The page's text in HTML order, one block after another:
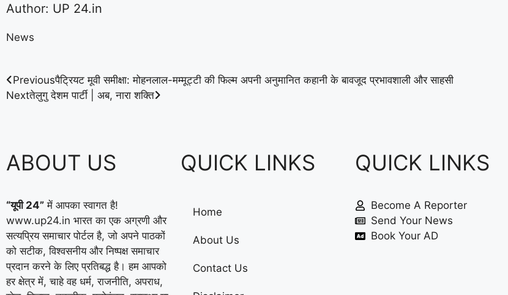
Author: UP 24.in
News
Previousपैट्रियट मूवी समीक्षा: मोहनलाल-मम्मूट्टी की फिल्म अपनी अनुमानित कहानी के बावजूद प्रभावशाली और साहसी
Nextतेलुगु देशम पार्टी | अब, नारा शक्ति
ABOUT US
“यूपी 24” में आपका स्वागत है!
www.up24.in भारत का एक अग्रणी और
सत्यप्रिय समाचार पोर्टल है, जो अपने पाठकों
को सटीक, विश्वसनीय और निष्पक्ष समाचार
प्रदान करने के लिए प्रतिबद्ध है। हम आपको
हर क्षेत्र में, चाहे वह धर्म, राजनीति, अपराध,
QUICK LINKS
Home
About Us
Contact Us
QUICK LINKS
Become A Reporter
Send Your News
Book Your AD